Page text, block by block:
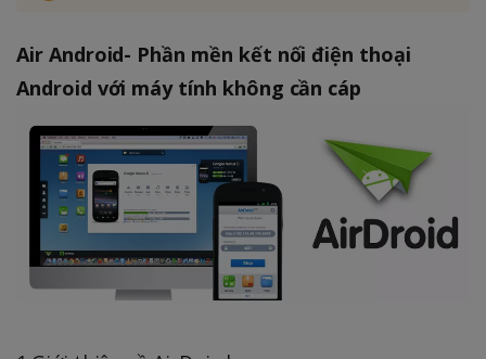
Air Android- Phần mền kết nối điện thoại
Android với máy tính không cần cáp